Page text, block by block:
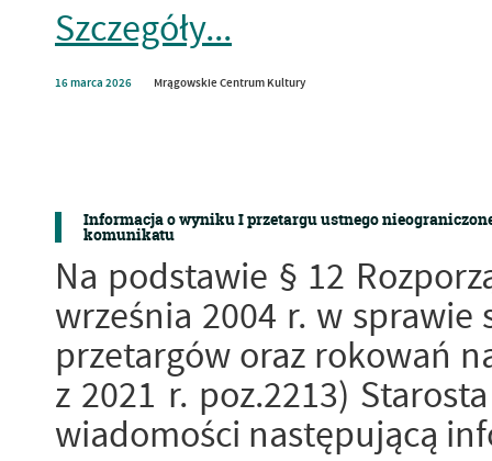
Szczegóły...
16marca 2026 Mrągowskie Centrum Kultury
Informacja o wyniku I przetargu ustnego
komunikatu
Na podstawie § 12
września 2004 r. w
przetargów oraz rokowań
z 2021 r. poz.2213)
wiadomości następującą